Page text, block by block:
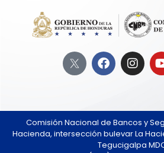
Comisión Nacional de Bancos y
Hacienda, intersección bulevar La
Tegucigalpa